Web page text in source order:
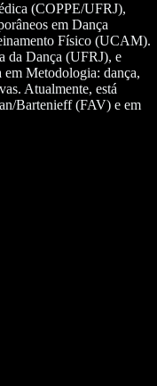
(COPPE/UFRJ),
em Dança
Físico (UCAM).
da Dança (UFRJ), e
em Metodologia: dança,
Atualmente, está
Bartenieff (FAV) e em